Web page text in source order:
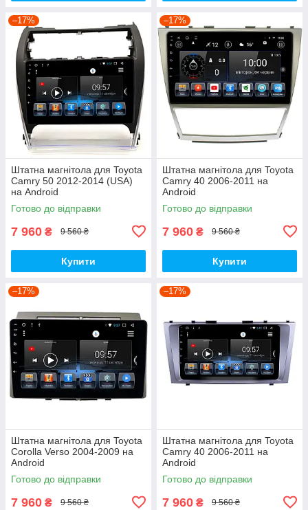
–17%
Штатна магнітола для Toyota
Camry 50 2012-2014 (USA)
на Android
Готово до відправки
7 960 ₴ 9 560 ₴
Купити
–17%
Штатна магнітола для Toyota
Camry 40 2006-2011 на
Android
Готово до відправки
7 960 ₴ 9 560 ₴
Купити
–17%
Штатна магнітола для Toyota
Corolla Verso 2004-2009 на
Android
Готово до відправки
7 960 ₴ 9 560 ₴
–17%
Штатна магнітола для Toyota
Camry 40 2006-2011 на
Android
Готово до відправки
7 960 ₴ 9 560 ₴